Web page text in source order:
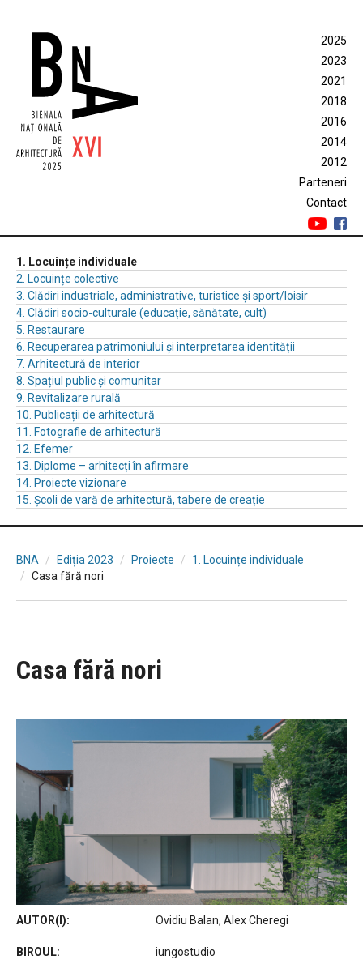
2025
2023
2021
2018
2016
2014
2012
Parteneri
Contact
1. Locuințe individuale
2. Locuințe colective
3. Clădiri industriale, administrative, turistice și sport/loisir
4. Clădiri socio-culturale (educație, sănătate, cult)
5. Restaurare
6. Recuperarea patrimoniului și interpretarea identității
7. Arhitectură de interior
8. Spațiul public și comunitar
9. Revitalizare rurală
10. Publicații de arhitectură
11. Fotografie de arhitectură
12. Efemer
13. Diplome – arhitecți în afirmare
14. Proiecte vizionare
15. Școli de vară de arhitectură, tabere de creație
BNA Ediția 2023 Proiecte
1. Locuințe individuale
Casa fără nori
Casa fără nori
AUTOR(I): Ovidiu Balan, Alex Cheregi
BIROUL: iungostudio